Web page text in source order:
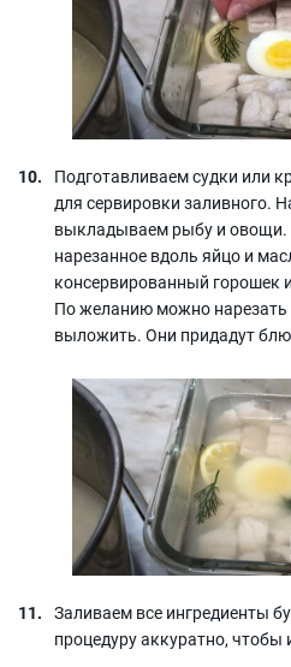
Подготавливаем судки или
для сервировки заливного.
выкладываем рыбу и
нарезанное вдоль яйцо и
консервированный горошек
По желанию можно
выложить. Они придадут
Заливаем все ингредиенты
процедуру аккуратно,